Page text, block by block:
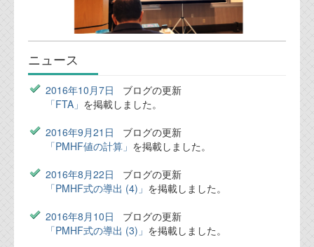
ニュース
2016年10月7日 ブログの更新
「FTA」 を掲載しました。
2016年9月21日 ブログの更新
「PMHF値の計算」 を掲載しました。
2016年8月22日 ブログの更新
「PMHF式の導出 (4)」 を掲載しました。
2016年8月10日 ブログの更新
「PMHF式の導出 (3)」 を掲載しました。